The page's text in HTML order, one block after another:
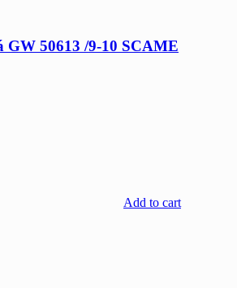
50613 /9-10 SCAME
Add to cart